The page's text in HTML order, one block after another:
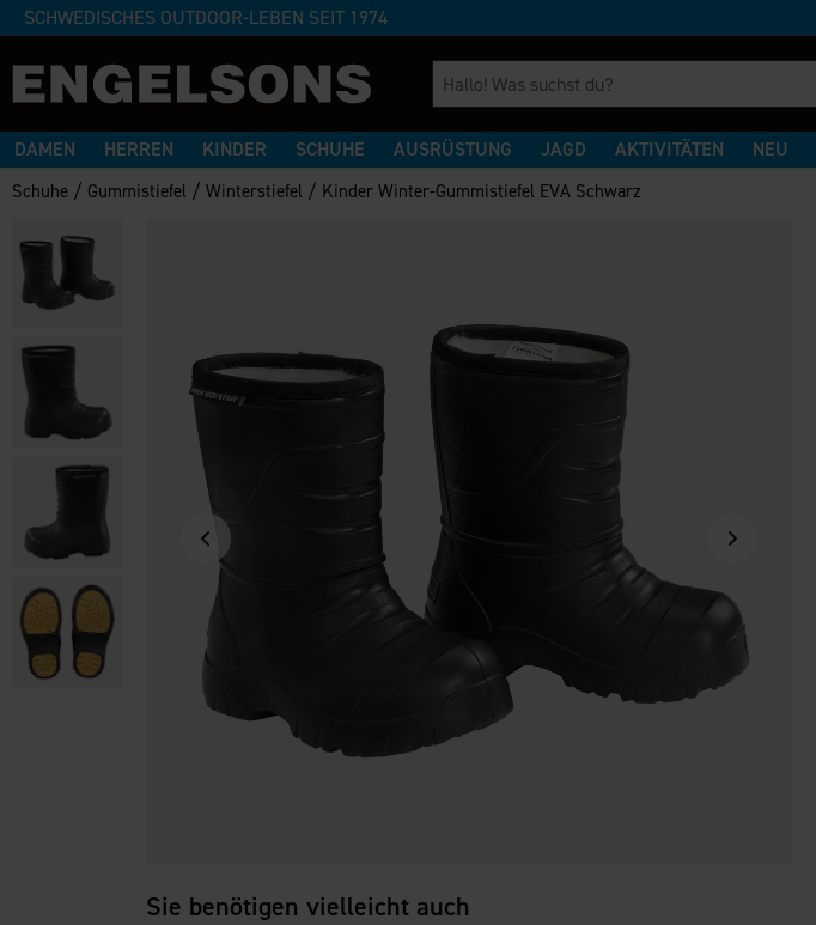
SCHWEDISCHES OUTDOOR-LEBEN SEIT 1974
DAMEN HERREN KINDER SCHUHE AUSRÜSTUNG JAGD AKTIVITÄTEN NEU
Schuhe / Gummistiefel /Winterstiefel / Kinder Winter-Gummistiefel EVA Schwarz
Sie benötigen vielleicht auch